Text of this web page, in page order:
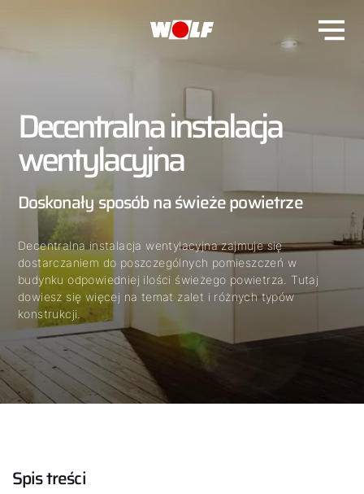
Decentralna instalacja
wentylacyjna
Doskonały sposób na świeże powietrze
Decentralna instalacja wentylacyjna zajmuje się
dostarczaniem do poszczególnych pomieszczeń w
budynku odpowiedniej ilości świeżego powietrza. Tutaj
dowiesz się więcej na temat zalet i różnych typów
konstrukcji.
Spis treści